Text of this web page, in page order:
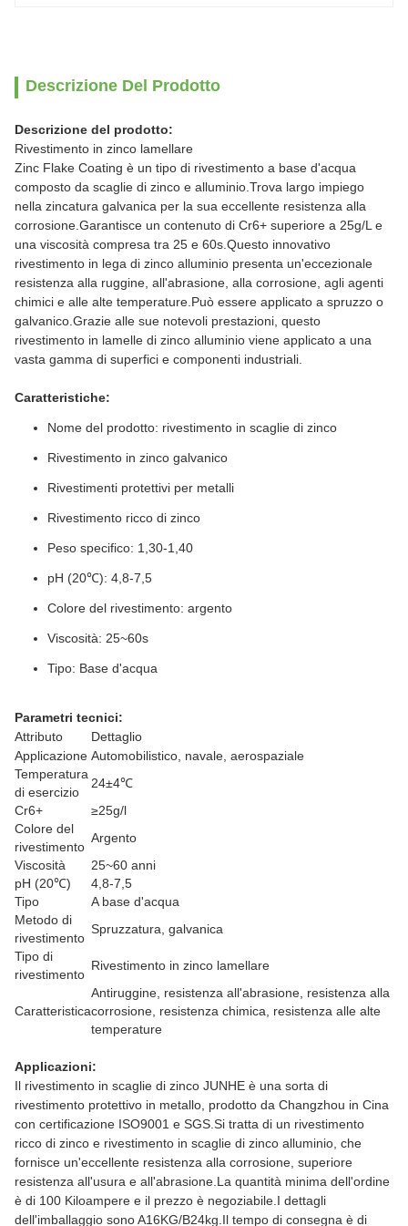
Descrizione Del Prodotto
Descrizione del prodotto:
Rivestimento in zinco lamellare
Zinc Flake Coating è un tipo di rivestimento a base d'acqua
composto da scaglie di zinco e alluminio.Trova largo impiego
nella zincatura galvanica per la sua eccellente resistenza alla
corrosione.Garantisce un contenuto di Cr6+ superiore a 25g/L e
una viscosità compresa tra 25 e 60s.Questo innovativo
rivestimento in lega di zinco alluminio presenta un'eccezionale
resistenza alla ruggine, all'abrasione, alla corrosione, agli agenti
chimici e alle alte temperature.Può essere applicato a spruzzo o
galvanico.Grazie alle sue notevoli prestazioni, questo
rivestimento in lamelle di zinco alluminio viene applicato a una
vasta gamma di superfici e componenti industriali.
Caratteristiche:
Nome del prodotto: rivestimento in scaglie di zinco
Rivestimento in zinco galvanico
Rivestimenti protettivi per metalli
Rivestimento ricco di zinco
Peso specifico: 1,30-1,40
pH (20℃): 4,8-7,5
Colore del rivestimento: argento
Viscosità: 25~60s
Tipo: Base d'acqua
Parametri tecnici:
Attributo
Dettaglio
Applicazione Automobilistico, navale, aerospaziale
Temperatura
di esercizio
24±4℃
Cr6+
≥25g/l
Colore del
rivestimento
Argento
Viscosità
25~60 anni
pH (20℃)
4,8-7,5
Tipo
A base d'acqua
Metodo di
rivestimento
Spruzzatura, galvanica
Tipo di
rivestimento
Rivestimento in zinco lamellare
Caratteristica
Antiruggine, resistenza all'abrasione, resistenza alla
corrosione, resistenza chimica, resistenza alle alte
temperature
Applicazioni:
Il rivestimento in scaglie di zinco JUNHE è una sorta di
rivestimento protettivo in metallo, prodotto da Changzhou in Cina
con certificazione ISO9001 e SGS.Si tratta di un rivestimento
ricco di zinco e rivestimento in scaglie di zinco alluminio, che
fornisce un'eccellente resistenza alla corrosione, superiore
resistenza all'usura e all'abrasione.La quantità minima dell'ordine
è di 100 Kiloampere e il prezzo è negoziabile.I dettagli
dell'imballaggio sono A16KG/B24kg.Il tempo di consegna è di